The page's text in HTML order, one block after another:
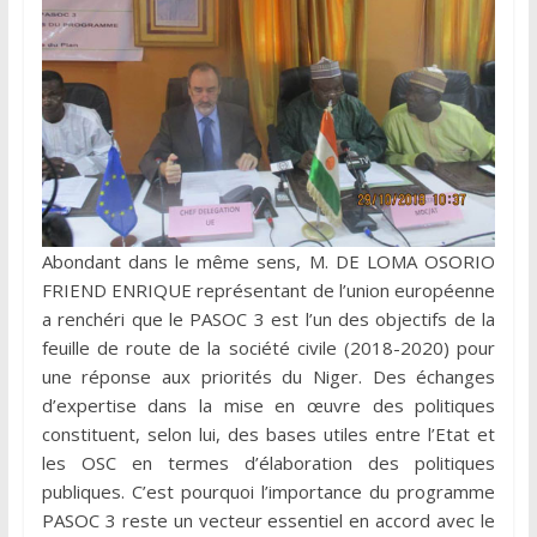
Abondant dans le même sens, M. DE LOMA OSORIO
FRIEND ENRIQUE représentant de l’union européenne
a renchéri que le PASOC 3 est l’un des objectifs de la
feuille de route de la société civile (2018-2020) pour
une réponse aux priorités du Niger. Des échanges
d’expertise dans la mise en œuvre des politiques
constituent, selon lui, des bases utiles entre l’Etat et
les OSC en termes d’élaboration des politiques
publiques. C’est pourquoi l’importance du programme
PASOC 3 reste un vecteur essentiel en accord avec le